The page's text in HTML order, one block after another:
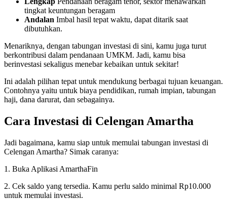
tingkat keuntungan beragam
Andalan Imbal hasil tepat waktu, dapat ditarik saat
dibutuhkan.
Menariknya, dengan tabungan investasi di sini, kamu juga turut
berkontribusi dalam pendanaan UMKM. Jadi, kamu bisa
berinvestasi sekaligus menebar kebaikan untuk sekitar!
Ini adalah pilihan tepat untuk mendukung berbagai tujuan keuangan.
Contohnya yaitu untuk biaya pendidikan, rumah impian, tabungan
haji, dana darurat, dan sebagainya.
Cara Investasi di Celengan Amartha
Jadi bagaimana, kamu siap untuk memulai tabungan investasi di
Celengan Amartha? Simak caranya:
1. Buka Aplikasi AmarthaFin
2. Cek saldo yang tersedia. Kamu perlu saldo minimal Rp10.000
untuk memulai investasi.